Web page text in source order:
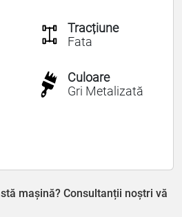
Tracțiune
Fata
Culoare
Gri Metalizată
mașină? Consultanții noștri vă